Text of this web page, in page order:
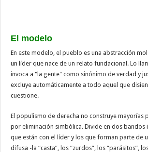
El modelo
En este modelo, el pueblo es una abstracción
un líder que nace de un relato fundacional. Lo
invoca a "la gente" como sinónimo de verdad y
excluye automáticamente a todo aquel que
cuestione.
El populismo de derecha no construye mayorías
por eliminación simbólica. Divide en dos bandos
que están con el líder y los que forman parte de
difusa -la “casta”, los “zurdos”, los “parásitos”,